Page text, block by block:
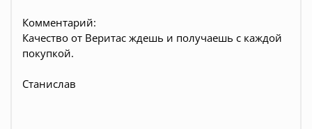
Комментарий:
Качество от Веритас ждешь и получаешь с каждой
покупкой.
Станислав